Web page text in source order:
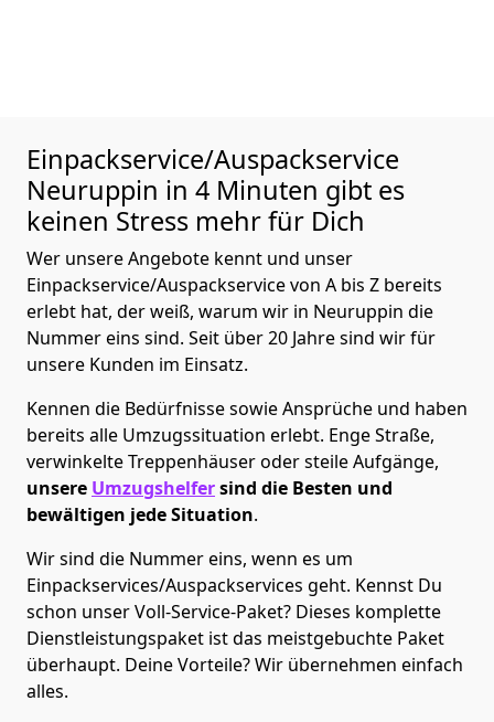
Einpackservice/Auspackservice
Neuruppin in 4 Minuten gibt es
keinen Stress mehr für Dich
Wer unsere Angebote kennt und unser
Einpackservice/Auspackservice von A bis Z bereits
erlebt hat, der weiß, warum wir in Neuruppin die
Nummer eins sind. Seit über 20 Jahre sind wir für
unsere Kunden im Einsatz.
Kennen die Bedürfnisse sowie Ansprüche und haben
bereits alle Umzugssituation erlebt. Enge Straße,
verwinkelte Treppenhäuser oder steile Aufgänge,
unsere Umzugshelfersind die Besten und
bewältigen jede Situation.
Wir sind die Nummer eins, wenn es um
Einpackservices/Auspackservices geht. Kennst Du
schon unser Voll-Service-Paket? Dieses komplette
Dienstleistungspaket ist das meistgebuchte Paket
überhaupt. Deine Vorteile? Wir übernehmen einfach
alles.